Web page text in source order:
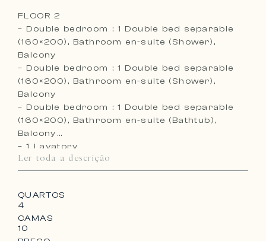
FLOOR 2
– Double bedroom : 1 Double bed separable
(160×200), Bathroom en-suite (Shower),
Balcony
– Double bedroom : 1 Double bed separable
(160×200), Bathroom en-suite (Shower),
Balcony
– Double bedroom : 1 Double bed separable
(160×200), Bathroom en-suite (Bathtub),
Balcony
– 1 Lavatory
Ler toda a descrição
QUARTOS
4
CAMAS
10